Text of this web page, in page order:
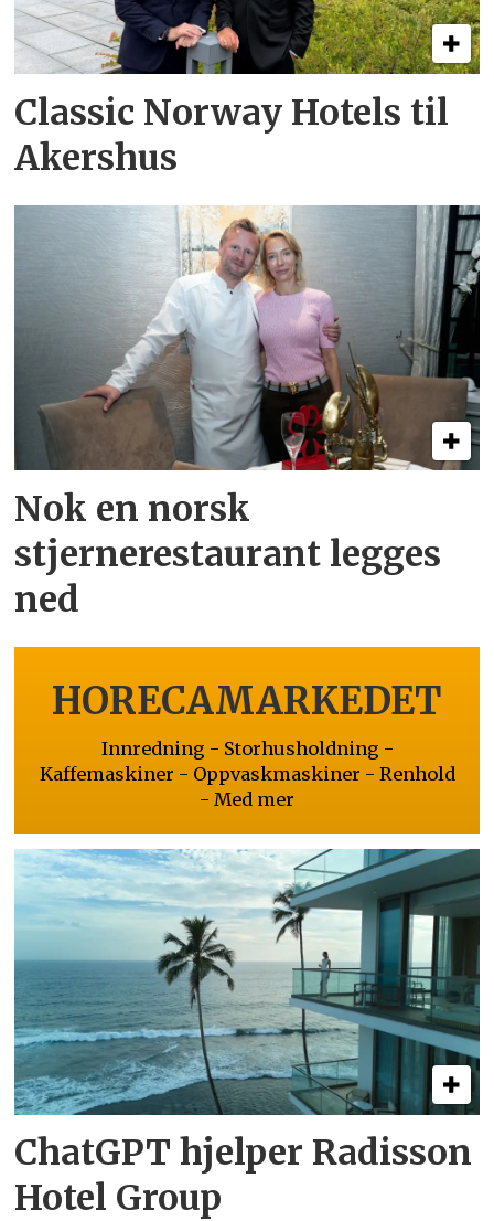
Classic Norway Hotels til
Akershus
Nok en norsk
stjernerestaurant legges
ned
HORECAMARKEDET
Innredning - Storhusholdning -
Kaffemaskiner - Oppvaskmaskiner - Renhold
- Med mer
ChatGPT hjelper Radisson
Hotel Group